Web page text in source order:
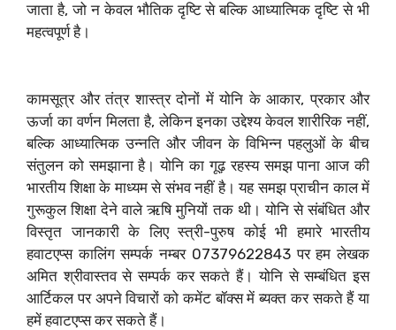
जाता है, जो न केवल भौतिक दृष्टि से बल्कि आध्यात्मिक दृष्टि से भी
महत्वपूर्ण है।
कामसूत्र और तंत्र शास्त्र दोनों में योनि के आकार, प्रकार और
ऊर्जा का वर्णन मिलता है, लेकिन इनका उद्देश्य केवल शारीरिक नहीं,
बल्कि आध्यात्मिक उन्नति और जीवन के विभिन्न पहलुओं के बीच
संतुलन को समझाना है। योनि का गूढ़ रहस्य समझ पाना आज की
भारतीय शिक्षा के माध्यम से संभव नहीं है। यह समझ प्राचीन काल में
गुरूकुल शिक्षा देने वाले ऋषि मुनियों तक थी। योनि से संबंधित और
विस्तृत जानकारी के लिए स्त्री-पुरुष कोई भी हमारे भारतीय
हवाटएप्स कालिंग सम्पर्क नम्बर 07379622843 पर हम लेखक
अमित श्रीवास्तव से सम्पर्क कर सकते हैं। योनि से सम्बंधित इस
आर्टिकल पर अपने विचारों को कमेंट बॉक्स में ब्यक्त कर सकते हैं या
हमें हवाटएप्स कर सकते हैं।